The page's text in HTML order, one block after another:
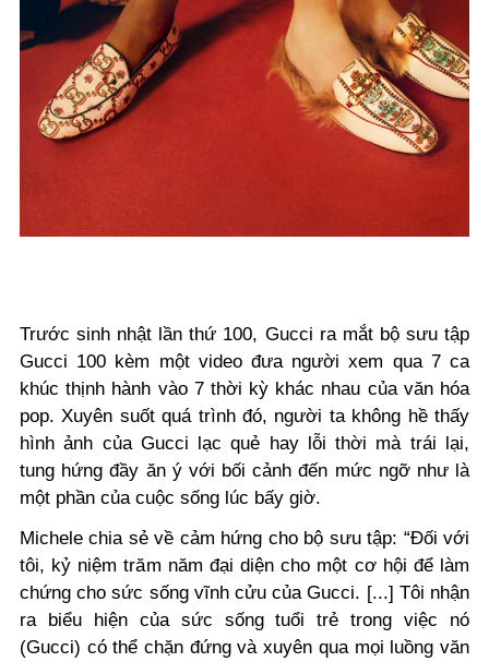
Trước sinh nhật lần thứ 100, Gucci ra mắt bộ sưu tập
Gucci 100 kèm một video đưa người xem qua 7 ca
khúc thịnh hành vào 7 thời kỳ khác nhau của văn hóa
pop. Xuyên suốt quá trình đó, người ta không hề thấy
hình ảnh của Gucci lạc quẻ hay lỗi thời mà trái lại,
tung hứng đầy ăn ý với bối cảnh đến mức ngỡ như là
một phần của cuộc sống lúc bấy giờ.
Michele chia sẻ về cảm hứng cho bộ sưu tập: “Đối với
tôi, kỷ niệm trăm năm đại diện cho một cơ hội để làm
chứng cho sức sống vĩnh cửu của Gucci. [...] Tôi nhận
ra biểu hiện của sức sống tuổi trẻ trong việc nó
(Gucci) có thể chặn đứng và xuyên qua mọi luồng văn